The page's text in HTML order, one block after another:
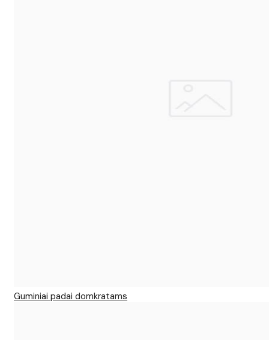
Guminiai padai domkratams